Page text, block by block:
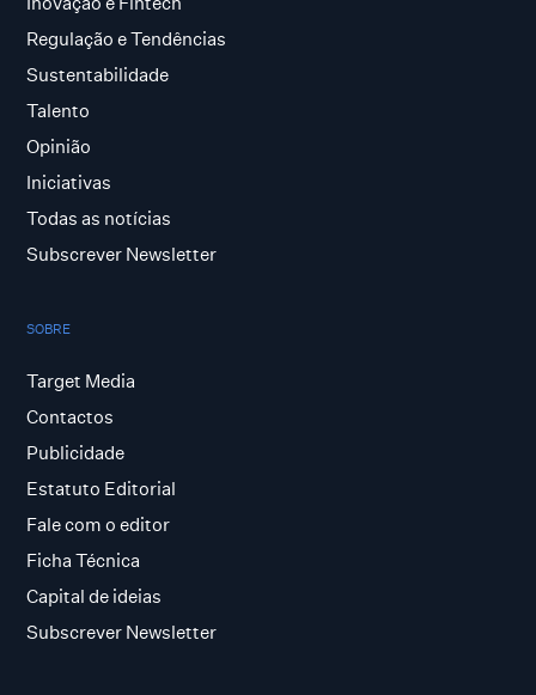
Regulação e Tendências
Sustentabilidade
Talento
Opinião
Iniciativas
Todas as notícias
Subscrever Newsletter
SOBRE
Target Media
Contactos
Publicidade
Estatuto Editorial
Fale com o editor
Ficha Técnica
Capital de ideias
Subscrever Newsletter